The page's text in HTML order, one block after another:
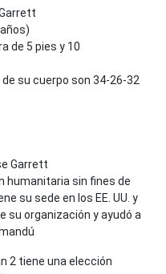
de 5 pies y 10
su cuerpo son 34-26-32
Garrett
humanitaria sin fines de
su sede en los EE. UU. y
su organización y ayudó a